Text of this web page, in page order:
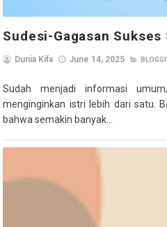
Sudesi-Gagasan
Dunia Kifa June 14, 2025
Sudah menjadi informasi
menginginkan istri lebih dari satu.
bahwa semakin banyak...